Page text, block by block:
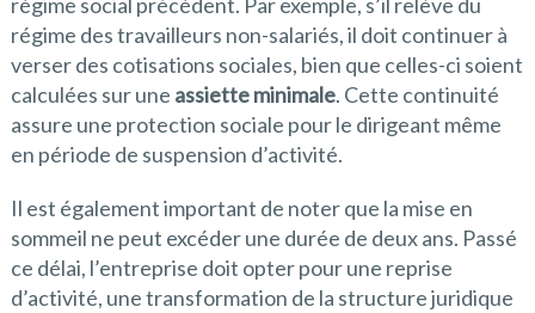
régime des travailleurs non-salariés, il doit continuer à
verser des cotisations sociales, bien que celles-ci soient
calculées sur une assiette minimale. Cette continuité
assure une protection sociale pour le dirigeant même
en période de suspension d’activité.
Il est également important de noter que la mise en
sommeil ne peut excéder une durée de deux ans. Passé
ce délai, l’entreprise doit opter pour une reprise
d’activité, une transformation de la structure juridique